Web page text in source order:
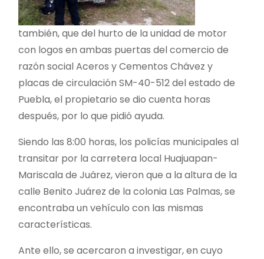
también, que del hurto de la unidad de motor
con logos en ambas puertas del comercio de
razón social Aceros y Cementos Chávez y
placas de circulación SM-40-512 del estado de
Puebla, el propietario se dio cuenta horas
después, por lo que pidió ayuda.
Siendo las 8:00 horas, los policías municipales al
transitar por la carretera local Huajuapan-
Mariscala de Juárez, vieron que a la altura de la
calle Benito Juárez de la colonia Las Palmas, se
encontraba un vehículo con las mismas
características.
Ante ello, se acercaron a investigar, en cuyo